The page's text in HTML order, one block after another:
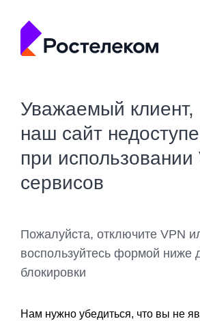
Уважаемый клиент,
наш сайт
при использовании
сервисов
Пожалуйста, отключите VPN
воспользуйтесь формой ниже
блокировки
Нам нужно убедиться, что вы не